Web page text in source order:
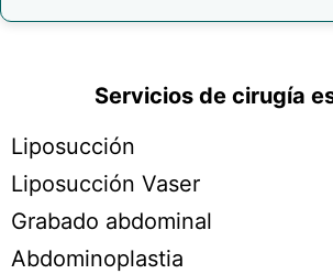
Servicios de cirugía
Liposucción
Liposucción Vaser
Grabado abdominal
Abdominoplastia